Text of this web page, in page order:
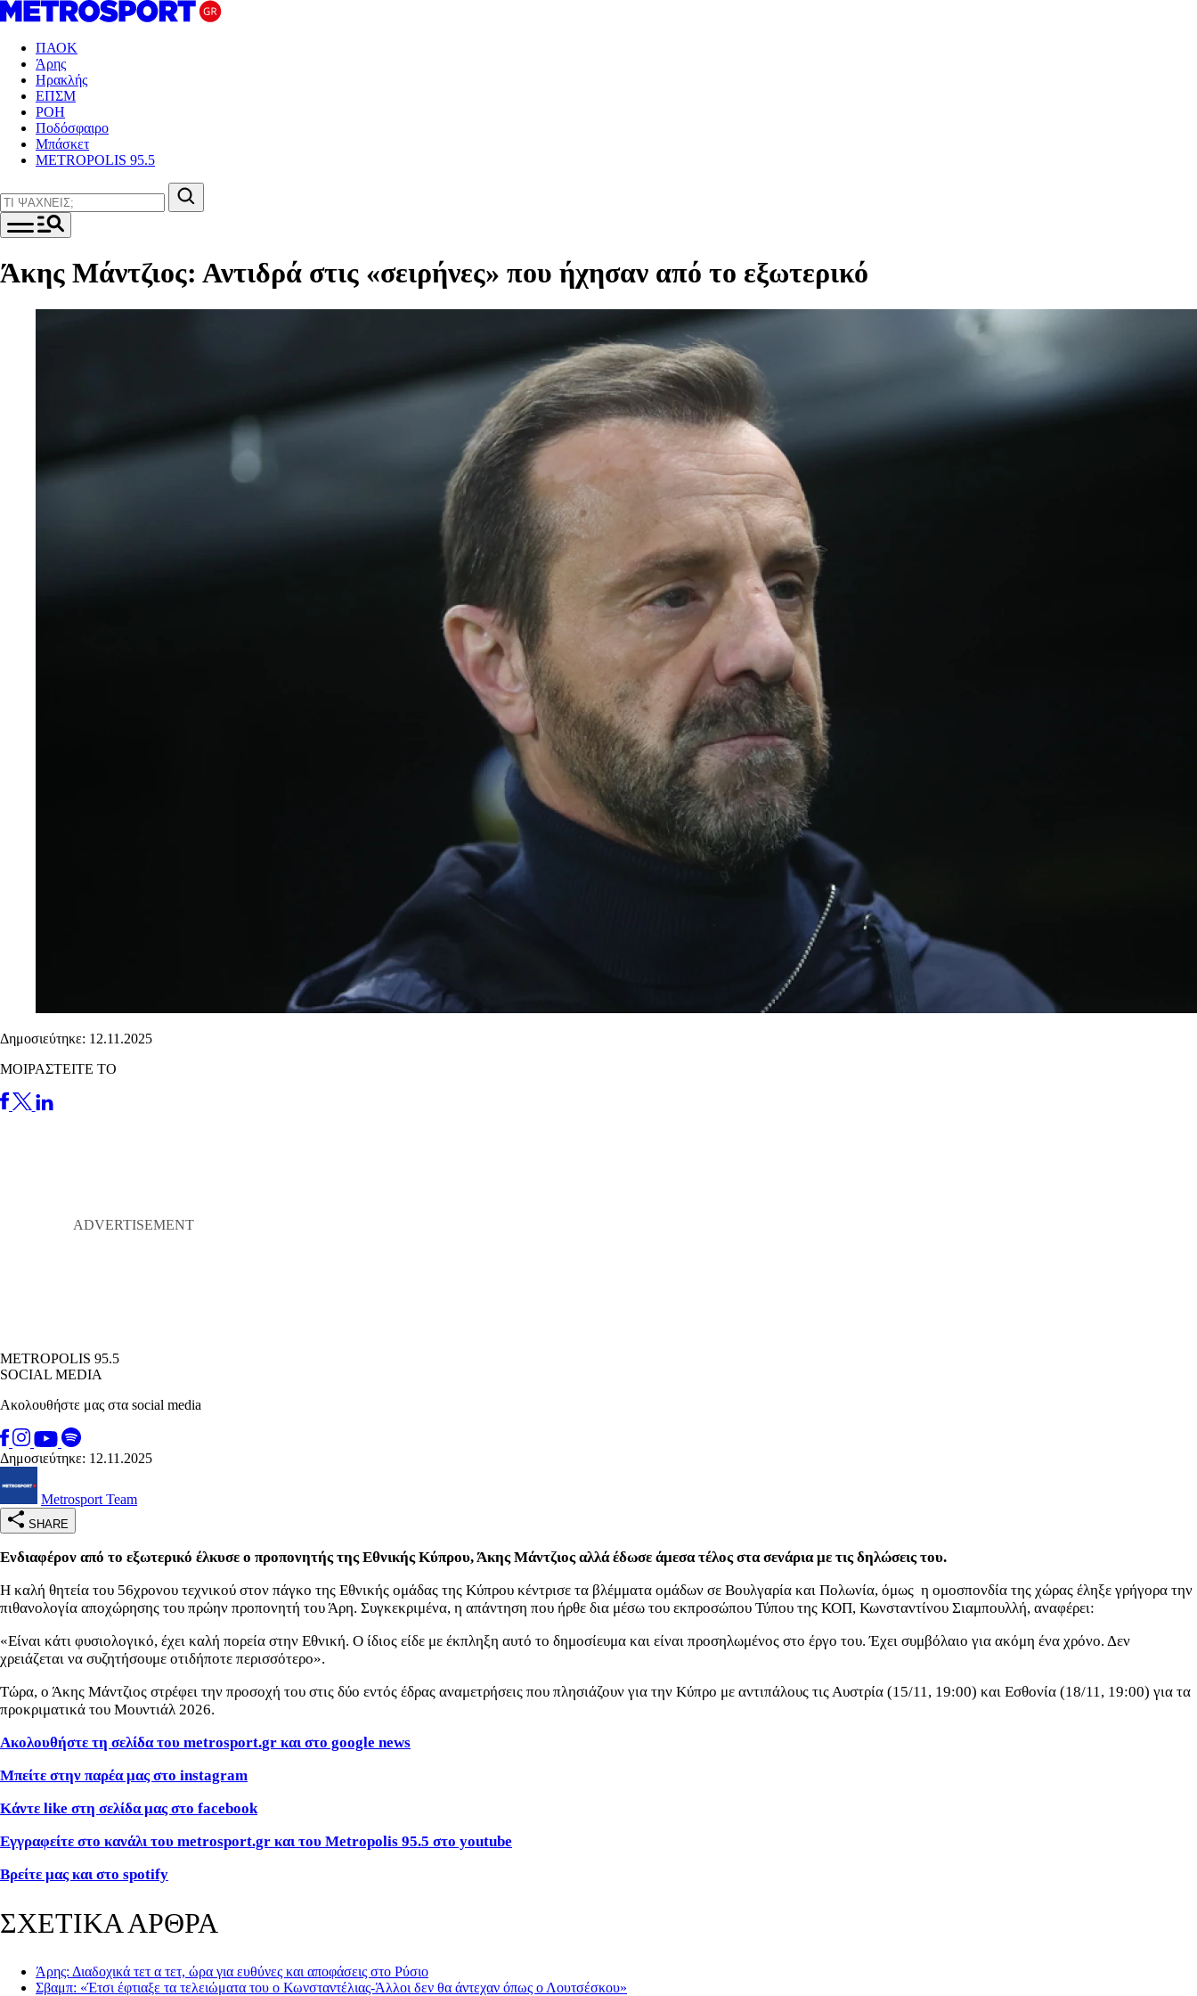
ΠΑΟΚ
Άρης
Ηρακλής
ΕΠΣΜ
ΡΟΗ
Ποδόσφαιρο
Μπάσκετ
METROPOLIS 95.5
Άκης Μάντζιος: Αντιδρά στις «σειρήνες» που ήχησαν από το εξωτερικό
Δημοσιεύτηκε: 12.11.2025
ΜΟΙΡΑΣΤΕΙΤΕ ΤΟ
METROPOLIS 95.5
SOCIAL MEDIA
Ακολουθήστε μας στα social media
Δημοσιεύτηκε: 12.11.2025
Metrosport Team
SHARE
Ενδιαφέρον από το εξωτερικό έλκυσε ο προπονητής της Εθνικής Κύπρου, Άκης Μάντζιος αλλά έδωσε άμεσα τέλος στα σενάρια με τις δηλώσεις του.
Η καλή θητεία του 56χρονου τεχνικού στον πάγκο της Εθνικής ομάδας της Κύπρου κέντρισε τα βλέμματα ομάδων σε Βουλγαρία και Πολωνία, όμως η ομοσπονδία της χώρας έληξε γρήγορα την
πιθανολογία αποχώρησης του πρώην προπονητή του Άρη. Συγκεκριμένα, η απάντηση που ήρθε δια μέσω του εκπροσώπου Τύπου της ΚΟΠ, Κωνσταντίνου Σιαμπουλλή, αναφέρει:
«Είναι κάτι φυσιολογικό, έχει καλή πορεία στην Εθνική. Ο ίδιος είδε με έκπληξη αυτό το δημοσίευμα και είναι προσηλωμένος στο έργο του. Έχει συμβόλαιο για ακόμη ένα χρόνο. Δεν
χρειάζεται να συζητήσουμε οτιδήποτε περισσότερο».
Τώρα, ο Άκης Μάντζιος στρέφει την προσοχή του στις δύο εντός έδρας αναμετρήσεις που πλησιάζουν για την Κύπρο με αντιπάλους τις Αυστρία (15/11, 19:00) και Εσθονία (18/11, 19:00) για τα
προκριματικά του Μουντιάλ 2026.
Ακολουθήστε τη σελίδα του metrosport.gr και στο google news
Μπείτε στην παρέα μας στο instagram
Κάντε like στη σελίδα μας στο facebook
Εγγραφείτε στο κανάλι του metrosport.gr και του Metropolis 95.5 στο youtube
Βρείτε μας και στο spotify
ΣΧΕΤΙΚΑ ΑΡΘΡΑ
Άρης: Διαδοχικά τετ α τετ, ώρα για ευθύνες και αποφάσεις στο Ρύσιο
Σβαμπ: «Έτσι έφτιαξε τα τελειώματα του ο Κωνσταντέλιας-Άλλοι δεν θα άντεχαν όπως ο Λουτσέσκου»